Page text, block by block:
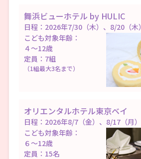
舞浜ビューホテル by HULIC
日程：2026年7/30（木）、8/20（木）
こども対象年齢：
４～12歳
定員：7組
（1組最大3名まで）
オリエンタルホテル東京ベイ
日程：2026年8/7（金）、8/17（月）
こども対象年齢：
６～12歳
定員：15名